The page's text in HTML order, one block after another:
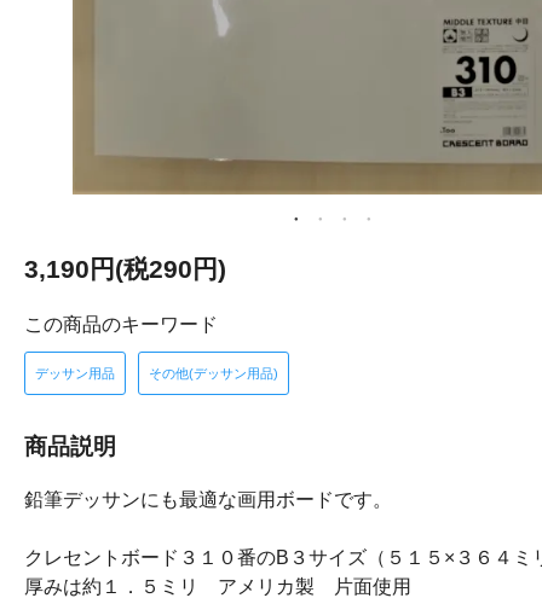
3,190円(税290円)
この商品のキーワード
デッサン用品 その他(デッサン用品)
商品説明
鉛筆デッサンにも最適な画用ボードです。
クレセントボード３１０番のB３サイズ（５１５×３６４ミ
厚みは約１．５ミリ アメリカ製 片面使用